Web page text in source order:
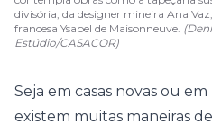
divisória, da designer mineira Ana
francesa Ysabel de Maisonneuve.
Estúdio/CASACOR)
Seja em casas novas ou
existem muitas maneiras